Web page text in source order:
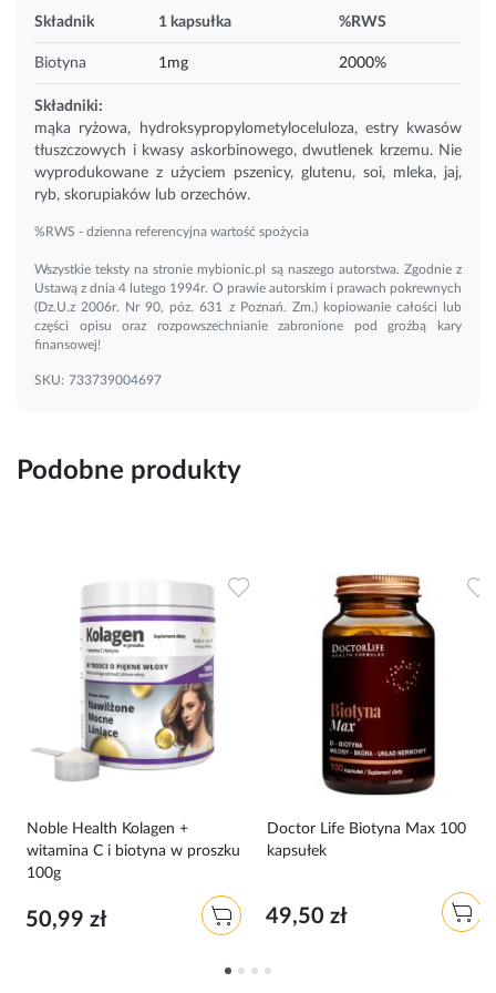
Składnik 1 kapsułka %RWS
Biotyna 1mg 2000%
Składniki:
mąka ryżowa, hydroksypropylometyloceluloza, estry kwasów
tłuszczowych i kwasy askorbinowego, dwutlenek krzemu. Nie
wyprodukowane z użyciem pszenicy, glutenu, soi, mleka, jaj,
ryb, skorupiaków lub orzechów.
%RWS - dzienna referencyjna wartość spożycia
Wszystkie teksty na stronie mybionic.pl są naszego autorstwa. Zgodnie z
Ustawą z dnia 4 lutego 1994r. O prawie autorskim i prawach pokrewnych
(Dz.U.z 2006r. Nr 90, póz. 631 z Poznań. Zm.) kopiowanie całości lub
części opisu oraz rozpowszechnianie zabronione pod groźbą kary
finansowej!
SKU: 733739004697
Podobne produkty
Dodaj do ulubionych
Noble Health Kolagen +
witamina C i biotyna w proszku
100g
50,99 zł
Dodaj do ulubionych
Doctor Life Biotyna Max 100
kapsułek
49,50 zł